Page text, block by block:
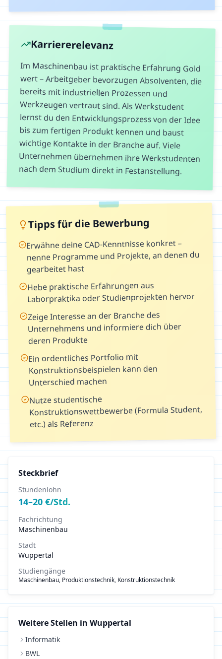
Karriererelevanz
Im Maschinenbau ist praktische Erfahrung Gold
wert – Arbeitgeber bevorzugen Absolventen, die
bereits mit industriellen Prozessen und
Werkzeugen vertraut sind. Als Werkstudent
lernst du den Entwicklungsprozess von der Idee
bis zum fertigen Produkt kennen und baust
wichtige Kontakte in der Branche auf. Viele
Unternehmen übernehmen ihre Werkstudenten
nach dem Studium direkt in Festanstellung.
Tipps für die Bewerbung
Erwähne deine CAD-Kenntnisse konkret –
nenne Programme und Projekte, an denen du
gearbeitet hast
Hebe praktische Erfahrungen aus
Laborpraktika oder Studienprojekten hervor
Zeige Interesse an der Branche des
Unternehmens und informiere dich über
deren Produkte
Ein ordentliches Portfolio mit
Konstruktionsbeispielen kann den
Unterschied machen
Nutze studentische
Konstruktionswettbewerbe (Formula Student,
etc.) als Referenz
Steckbrief
Stundenlohn
14–20 €/Std.
Fachrichtung
Maschinenbau
Stadt
Wuppertal
Studiengänge
Maschinenbau, Produktionstechnik, Konstruktionstechnik
Weitere Stellen in Wuppertal
Informatik
BWL